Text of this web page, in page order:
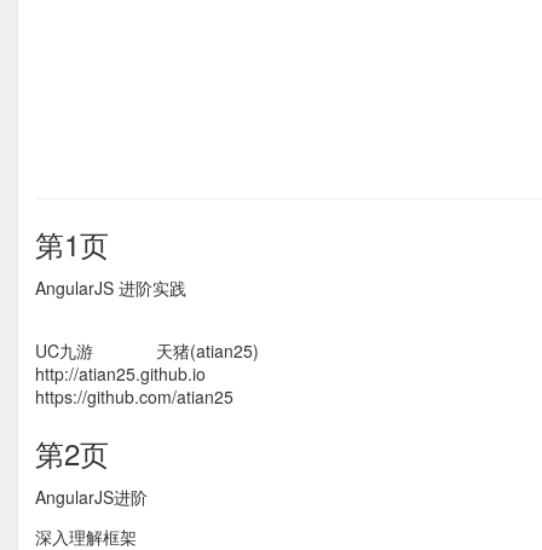
第1页
AngularJS 进阶实践
UC九游 天猪(atian25)
http://atian25.github.io
https://github.com/atian25
第2页
AngularJS进阶
深入理解框架